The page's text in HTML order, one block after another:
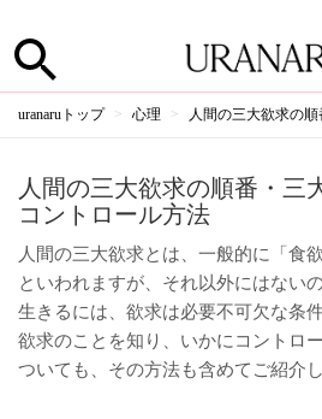
uranaruトップ 心理 人間の三大欲求の
人間の三大欲求の順番・三
コントロール方法
人間の三大欲求とは、一般的に「食
といわれますが、それ以外にはない
生きるには、欲求は必要不可欠な条
欲求のことを知り、いかにコントロ
ついても、その方法も含めてご紹介し